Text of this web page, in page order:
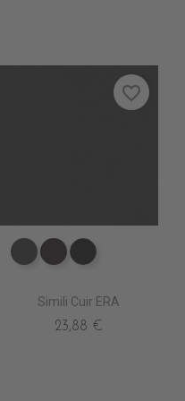
EV4010 ANTHRACITE
EV4020 MARRON
EV4000 NOIR
Simili Cuir ERA
23,88 €
favorite_border